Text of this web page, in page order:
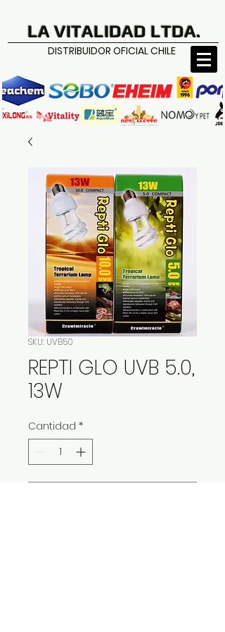
LA VITALIDAD LTDA.
DISTRIBUIDOR OFICIAL CHILE
SKU: UVB50
REPTI GLO UVB 5.0,
13W
Cantidad *